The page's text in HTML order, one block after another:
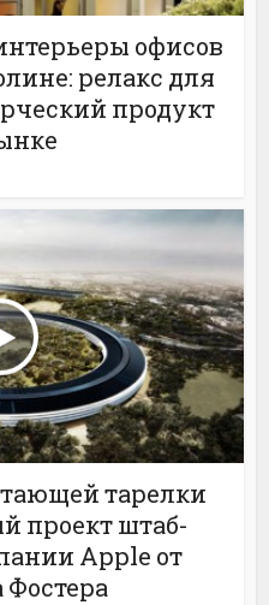
офисов
релакс для
продукт
тарелки
проект штаб-
Applе от